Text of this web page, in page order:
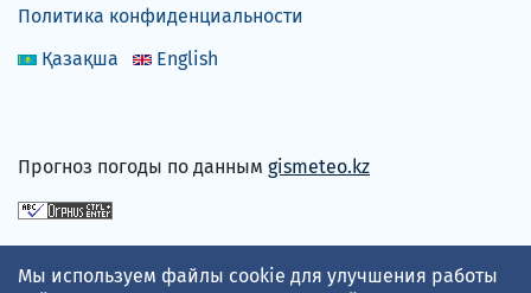
Политика конфиденциальности
Қазақша
English
Прогноз погоды по данным gismeteo.kz
Принимаем карты
Мы используем файлы cookie для улучшения работы